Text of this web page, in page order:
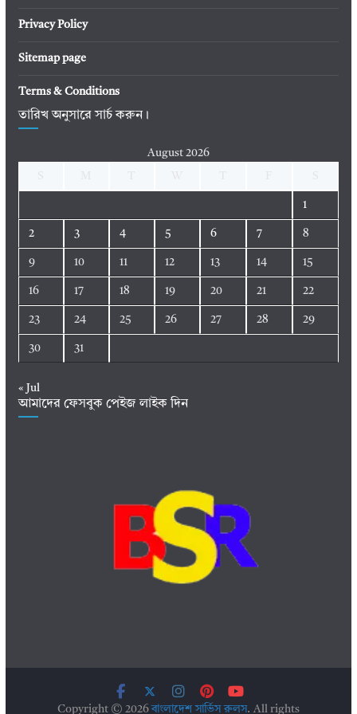
Privacy Policy
Sitemap page
Terms & Conditions
তারিখ অনুসারে সার্চ করুন।
August 2026
1
2 3 4 5 6 7 8
9 10 11 12 13 14 15
16 17 18 19 20 21 22
23 24 25 26 27 28 29
30 31
« Jul
আমাদের ফেসবুক পেইজ লাইক দিন
Copyright © 2026বাংলাদেশ সার্ভিস রুলস. All rights